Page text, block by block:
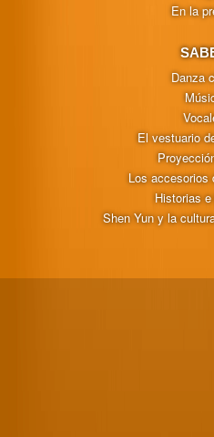
En la
Danza
El vestuario
Los accesorios
Historias
Shen Yun y la